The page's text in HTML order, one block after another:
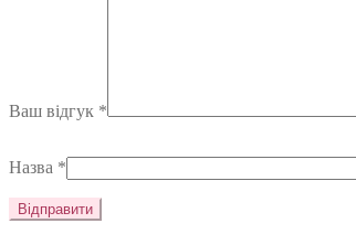
Ваш відгук *
Назва *